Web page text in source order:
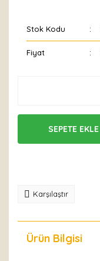
Stok Kodu
Fiyat
SEPETE EKLE
Karşılaştır
Ürün Bilgisi